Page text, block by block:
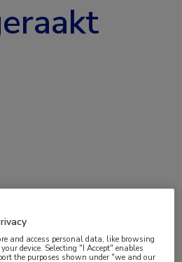
and access personal data, like browsing
device. Selecting "I Accept" enables
the purposes shown under "we and our